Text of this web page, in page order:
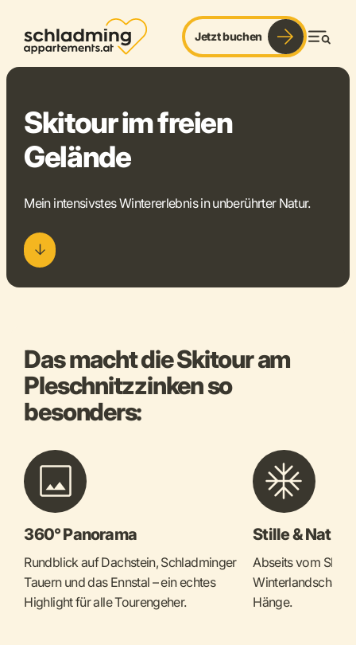
Jetzt buchen
Skitour im freien
Gelände
Mein intensivstes Wintererlebnis in unberührter Natur.
ruhe. schnee. panorama.
Das macht die Skitour am
Pleschnitzzinken so
besonders:
360° Panorama
Rundblick auf Dachstein, Schladminger
Tauern und das Ennstal – ein echtes
Highlight für alle Tourengeher.
Stille & Natur
Abseits vom
Winterlandschaft
Hänge.